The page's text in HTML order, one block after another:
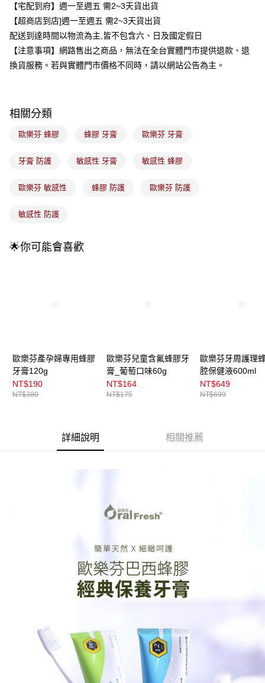
國泰世華商業銀行
兆豐國際商業銀行
臺灣中小企業銀行
台中商業銀行
匯豐（台灣）商業銀行
華泰商業銀行
聯邦商業銀行
遠東國際商業銀行
元大商業銀行
永豐商業銀行
玉山商業銀行
星展（台灣）商業銀行
Apple Pay
街口支付
相關說明
1.本服務由台灣大哥大提供，台灣大哥大用戶可立即使用無須另外申請。
流程，驗證手機門號後，選擇欲分期的期數、繳款截止日，確認付款後即完
4.訂單成立30分鐘內，如未前往確認交易或遇審核未通過，訂單將自動取
【繳款方式說明】
2.基於同意付款使用「大哥付你分期」之契約關係目的，商店將以您的個人
資料（包含姓名、電話或地址）提供予台灣大哥大進項蒐集、處理及利用，
由本公司與您本人進行分期帳單所需資料之確認、核對及更正。
3.完整用戶服務條款，請詳閱以下連結：
https://oppay.tw/userRule
ATM付款
運送方式
全家取貨付款
付款後全家取貨
宅配
每筆NT$100，滿NT$899(含以上)免運費
付款後門市自取
【宅配到府】週一至週五 需2~3天貨出貨
【超商店到店]週一至週五 需2~3天貨出貨
配送到達時間以物流為主,皆不包含六、日及國定假日
【注意事項】網路售出之商品，無法在全台實體門市提供退款、退
換貨服務。若與實體門市價格不同時，請以網站公告為主。
相關分類
歐樂芬 蜂膠 蜂膠 牙膏 歐樂芬 牙膏
牙膏 防護 敏感性 牙膏 敏感性 蜂膠
歐樂芬 敏感性 蜂膠 防護 歐樂芬 防護
敏感性 防護
🌟你可能會喜歡
歐樂芬產孕婦專用蜂膠
牙膏120g
NT$190
NT$380
歐樂芬兒童含氟蜂膠牙
膏_葡萄口味60g
NT$164
NT$175
歐樂芬牙周護理
腔保健液600ml
NT$649
NT$699
詳細說明 相關推薦